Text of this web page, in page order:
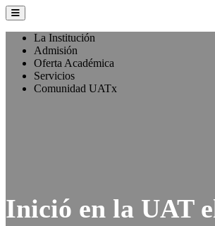
La Institución
Admisión
Oferta Académica
Servicios
Comunidad UATx
Inició en la UAT